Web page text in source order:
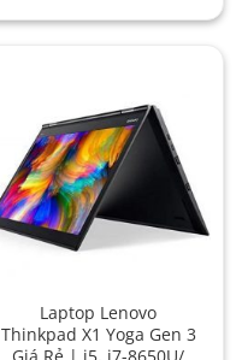
8,500,000
là:
Laptop Lenovo
Thinkpad X1 Yoga Gen 3